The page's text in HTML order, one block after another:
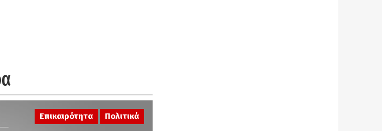
Επικαιρότητα Πολιτικά